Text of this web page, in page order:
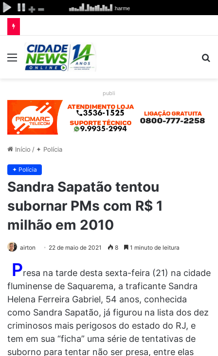
Menu
publi
Início / ✦ Polícia
✦ Polícia
Sandra Sapatão tentou
subornar PMs com R$ 1
milhão em 2010
airton 22 de maio de 2021 8 1 minuto de leitura
Presa na tarde desta sexta-feira (21) na cidade
fluminense de Saquarema, a traficante Sandra
Helena Ferreira Gabriel, 54 anos, conhecida
como Sandra Sapatão, já figurou na lista dos dez
criminosos mais perigosos do estado do RJ, e
tem em sua “ficha” uma série de tentativas de
suborno para tentar não ser presa, entre elas